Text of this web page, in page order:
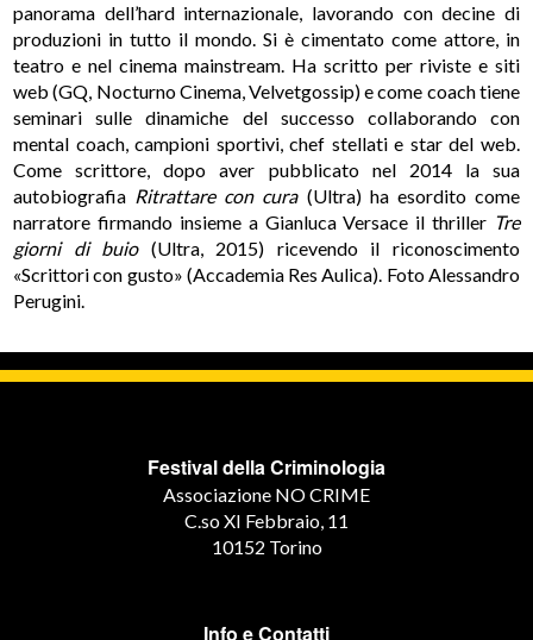
panorama dell’hard internazionale, lavorando con decine di
produzioni in tutto il mondo. Si è cimentato come attore, in
teatro e nel cinema mainstream. Ha scritto per riviste e siti
web (GQ, Nocturno Cinema, Velvetgossip) e come coach tiene
seminari sulle dinamiche del successo collaborando con
mental coach, campioni sportivi, chef stellati e star del web.
Come scrittore, dopo aver pubblicato nel 2014 la sua
autobiografia Ritrattare con cura(Ultra) ha esordito come
narratore firmando insieme a Gianluca Versace il thriller Tre
giorni di buio(Ultra, 2015) ricevendo il riconoscimento
«Scrittori con gusto» (Accademia Res Aulica). Foto Alessandro
Perugini.
Festival della Criminologia
Associazione NO CRIME
C.so XI Febbraio, 11
10152 Torino
Info e Contatti